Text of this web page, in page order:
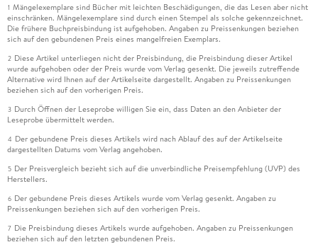
1 Mängelexemplare sind Bücher mit leichten Beschädigungen, die das Lesen aber nicht
einschränken. Mängelexemplare sind durch einen Stempel als solche gekennzeichnet.
Die frühere Buchpreisbindung ist aufgehoben. Angaben zu Preissenkungen beziehen
sich auf den gebundenen Preis eines mangelfreien Exemplars.
2 Diese Artikel unterliegen nicht der Preisbindung, die Preisbindung dieser Artikel
wurde aufgehoben oder der Preis wurde vom Verlag gesenkt. Die jeweils zutreffende
Alternative wird Ihnen auf der Artikelseite dargestellt. Angaben zu Preissenkungen
beziehen sich auf den vorherigen Preis.
3 Durch Öffnen der Leseprobe willigen Sie ein, dass Daten an den Anbieter der
Leseprobe übermittelt werden.
4 Der gebundene Preis dieses Artikels wird nach Ablauf des auf der Artikelseite
dargestellten Datums vom Verlag angehoben.
5 Der Preisvergleich bezieht sich auf die unverbindliche Preisempfehlung (UVP) des
Herstellers.
6 Der gebundene Preis dieses Artikels wurde vom Verlag gesenkt. Angaben zu
Preissenkungen beziehen sich auf den vorherigen Preis.
7 Die Preisbindung dieses Artikels wurde aufgehoben. Angaben zu Preissenkungen
beziehen sich auf den letzten gebundenen Preis.